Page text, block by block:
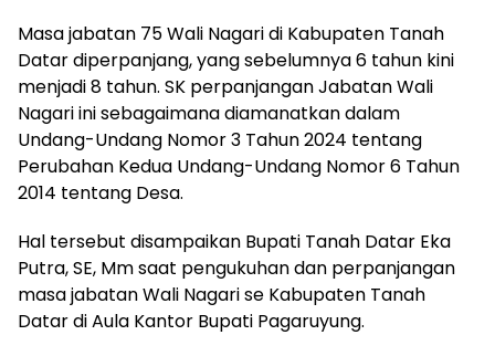
Masa jabatan 75 Wali Nagari di Kabupaten Tanah
Datar diperpanjang, yang sebelumnya 6 tahun kini
menjadi 8 tahun. SK perpanjangan Jabatan Wali
Nagari ini sebagaimana diamanatkan dalam
Undang-Undang Nomor 3 Tahun 2024 tentang
Perubahan Kedua Undang-Undang Nomor 6 Tahun
2014 tentang Desa.
Hal tersebut disampaikan Bupati Tanah Datar Eka
Putra, SE, Mm saat pengukuhan dan perpanjangan
masa jabatan Wali Nagari se Kabupaten Tanah
Datar di Aula Kantor Bupati Pagaruyung.